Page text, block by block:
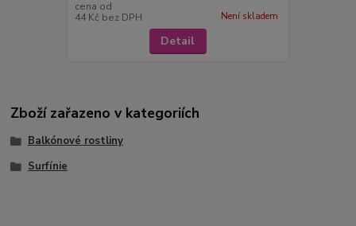
cena od
44 Kč bez DPH Není skladem
Detail
Zboží zařazeno v kategoriích
Balkónové rostliny
Surfínie